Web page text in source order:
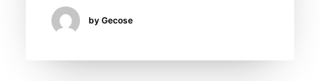
by Gecose